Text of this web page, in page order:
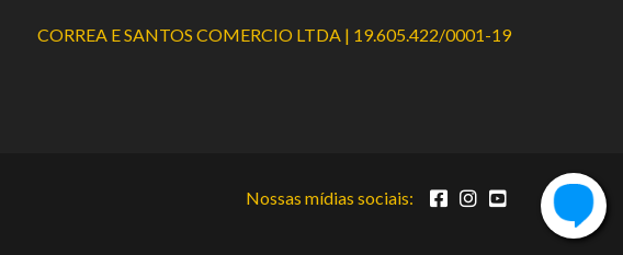
CORREA E SANTOS COMERCIO LTDA | 19.605.422/0001-19
Nossas mídias sociais: